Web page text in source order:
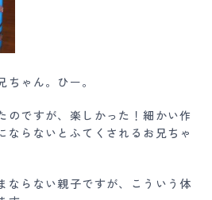
ゃん。ひー。
のですが、楽しかった！細かい作
ならないとふてくされるお兄ちゃ
ならない親子ですが、こういう体